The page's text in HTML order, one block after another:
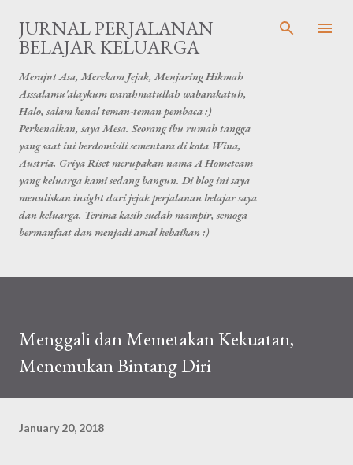
Skip to main content
JURNAL PERJALANAN
BELAJAR KELUARGA
Merajut Asa, Merekam Jejak, Menjaring Hikmah
Asssalamu'alaykum warahmatullah wabarakatuh,
Halo, salam kenal teman-teman pembaca :)
Perkenalkan, saya Mesa. Seorang ibu rumah tangga
yang saat ini berdomisili sementara di kota Wina,
Austria. Griya Riset merupakan nama A Hometeam
yang keluarga kami sedang bangun. Di blog ini saya
menuliskan insight dari jejak perjalanan belajar saya
dan keluarga. Terima kasih sudah mampir, semoga
bermanfaat dan menjadi amal kebaikan :)
Menggali dan Memetakan Kekuatan,
Menemukan Bintang Diri
January 20, 2018